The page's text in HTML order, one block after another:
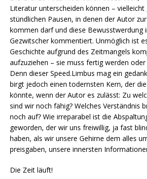
Literatur unterscheiden können – vielleicht
stündlichen Pausen, in denen der Autor
kommen darf und diese Bewusstwerdung
Gezwitscher kommentiert. Unmöglich ist
Geschichte aufgrund des Zeitmangels
aufzuziehen – sie muss fertig werden
Denn dieser Speed.Limbus mag ein
birgt jedoch einen todernsten Kern, der
könnte, wenn der Autor es zulässt: Zu
sind wir noch fähig? Welches Verständnis
noch auf? Wie irreparabel ist die
geworden, der wir uns freiwillig, ja fast
haben, als wir unsere Gehirne dem alles
preisgaben, unsere innersten
Die Zeit läuft!